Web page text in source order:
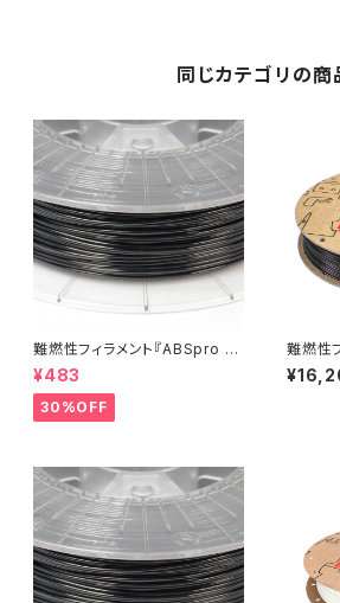
同じカテゴリの商
難燃性フィラメント『ABSpro Fl
ame Retardant』：お試しサン
プル 5M
¥483
30%OFF
難燃性
ame